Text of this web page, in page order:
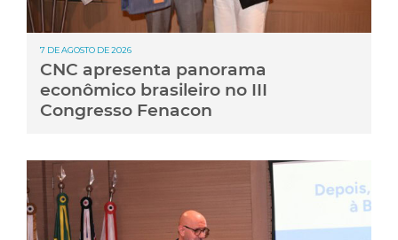
7 DE AGOSTO DE 2026
CNC apresenta panorama
econômico brasileiro no III
Congresso Fenacon